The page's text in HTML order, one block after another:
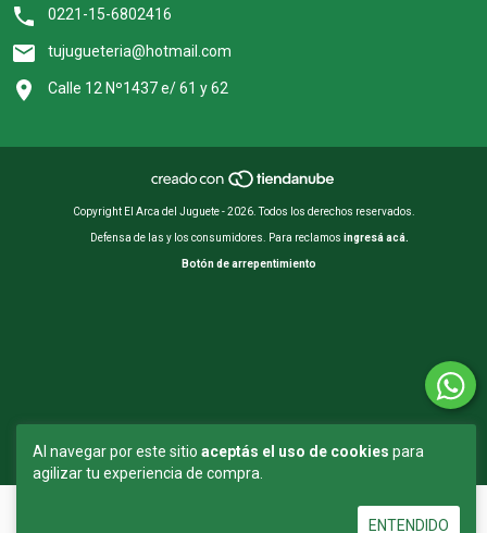
Al navegar por este sitio aceptás el uso de cookies para
agilizar tu experiencia de compra.
ENTENDIDO
0221-15-6802416
tujugueteria@hotmail.com
Calle 12 Nº1437 e/ 61 y 62
Copyright El Arca del Juguete - 2026. Todos los derechos reservados.
Defensa de las y los consumidores. Para reclamos ingresá acá.
Botón de arrepentimiento